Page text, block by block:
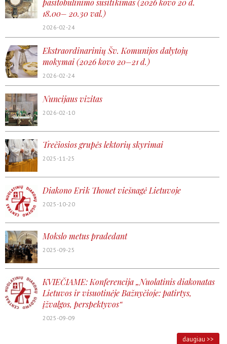
pasitobulinimo susitikimas (2026 kovo 20 d.
18.00– 20.30 val.)
2026-02-24
Ekstraordinarinių Šv. Komunijos dalytojų
mokymai (2026 kovo 20–21 d.)
2026-02-24
Nuncijaus vizitas
2026-02-10
Trečiosios grupės lektorių skyrimai
2025-11-25
Diakono Erik Thouet viešnagė Lietuvoje
2025-10-20
Mokslo metus pradedant
2025-09-25
KVIEČIAME: Konferencija „Nuolatinis diakonatas
Lietuvos ir visuotinėje Bažnyčioje: patirtys,
įžvalgos, perspektyvos“
2025-09-09
daugiau >>